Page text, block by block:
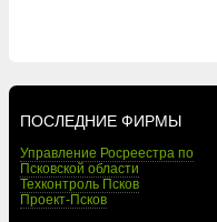
ПОСЛЕДНИЕ ФИРМЫ
Управление Росреестра по
Псковской области
Техконтроль Псков
Проект-Псков